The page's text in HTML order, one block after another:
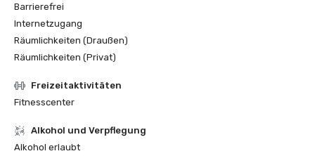
Barrierefrei
Internetzugang
Räumlichkeiten (Draußen)
Räumlichkeiten (Privat)
Freizeitaktivitäten
Fitnesscenter
‪Alkohol‬ und Verpflegung
‪Alkohol‬ erlaubt